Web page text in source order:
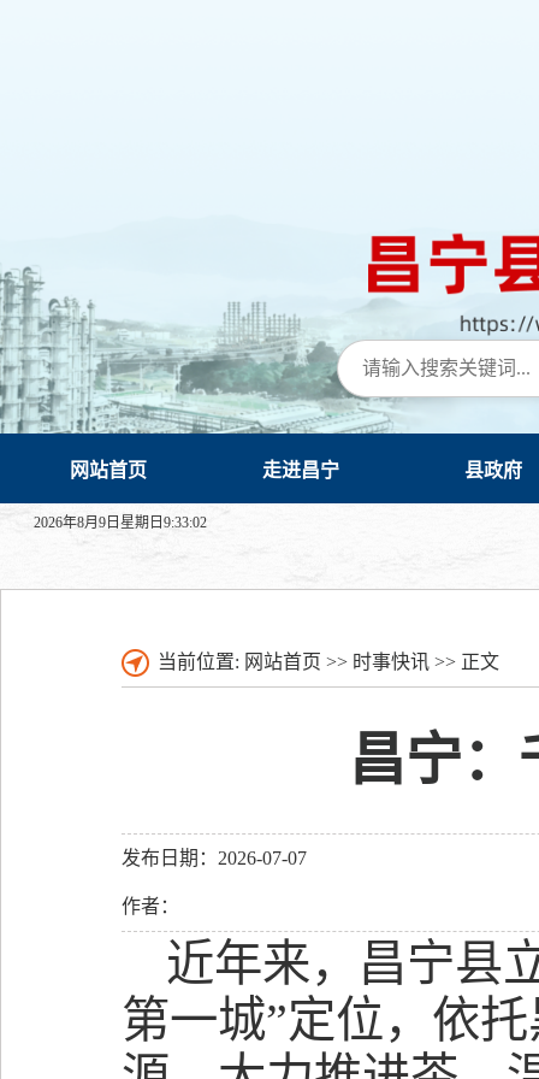
网站首页 走进昌宁 县政府
2026年8月9日星期日9:33:03
当前位置: 网站首页 >> 时事快讯 >> 正文
昌宁：
发布日期：2026-07-07
作者：
近年来，昌宁县
第一城”定位，依